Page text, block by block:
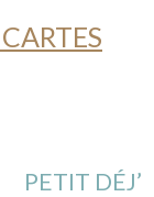
PETIT DÉJ’